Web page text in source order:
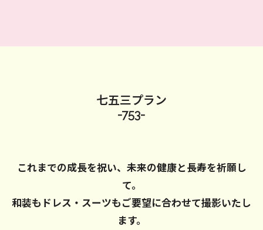
七五三プラン
-753-
これまでの成長を祝い、未来の健康と長寿を祈願し
て。
和装もドレス・スーツもご要望に合わせて撮影いたし
ます。